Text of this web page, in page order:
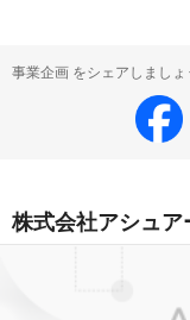
事業企画 をシェアしましょ
株式会社アシュア